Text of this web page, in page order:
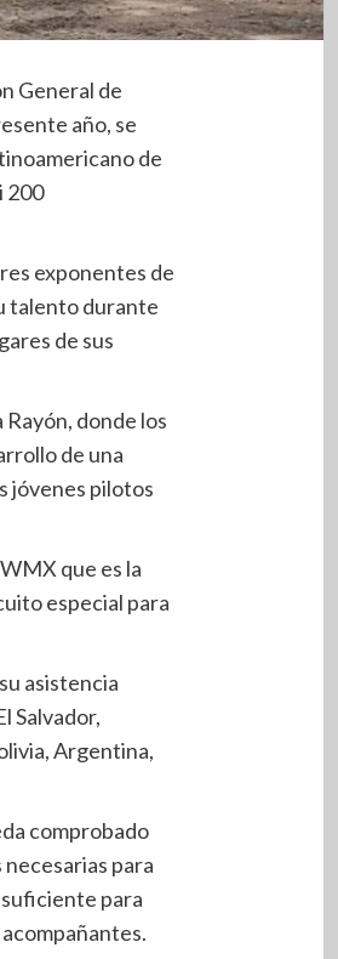
General de
año, se
de
200
exponentes de
talento durante
de sus
Rayón, donde los
de una
jóvenes pilotos
que es la
especial para
asistencia
Salvador,
Argentina,
comprobado
para
para